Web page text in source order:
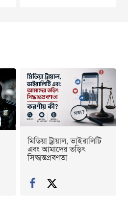
মিডিয়া ট্রায়াল, ভাইরালিটি
এবং আমাদের তড়িৎ
সিদ্ধান্তপ্রবণতা